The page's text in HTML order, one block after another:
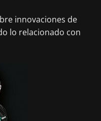
innovaciones de
lo relacionado con